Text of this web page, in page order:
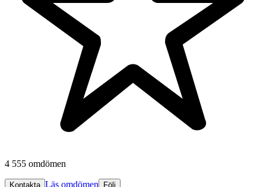
4 555 omdömen
Kontakta Läs omdömen Följ